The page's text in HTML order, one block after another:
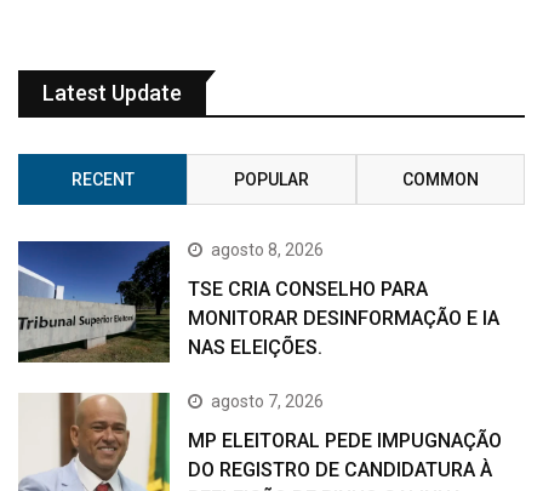
Latest Update
RECENT POPULAR COMMON
agosto 8, 2026
TSE CRIA CONSELHO PARA
MONITORAR DESINFORMAÇÃO E IA
NAS ELEIÇÕES.
agosto 7, 2026
MP ELEITORAL PEDE IMPUGNAÇÃO
DO REGISTRO DE CANDIDATURA À